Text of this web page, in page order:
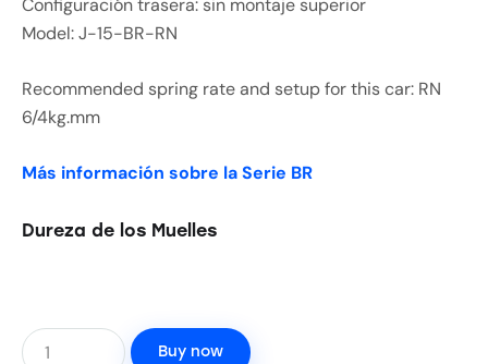
Model: J-15-BR-RN
Recommended spring rate and setup for this car: RN
6/4kg.mm
Más información sobre la Serie BR
Dureza de los Muelles
Buy now